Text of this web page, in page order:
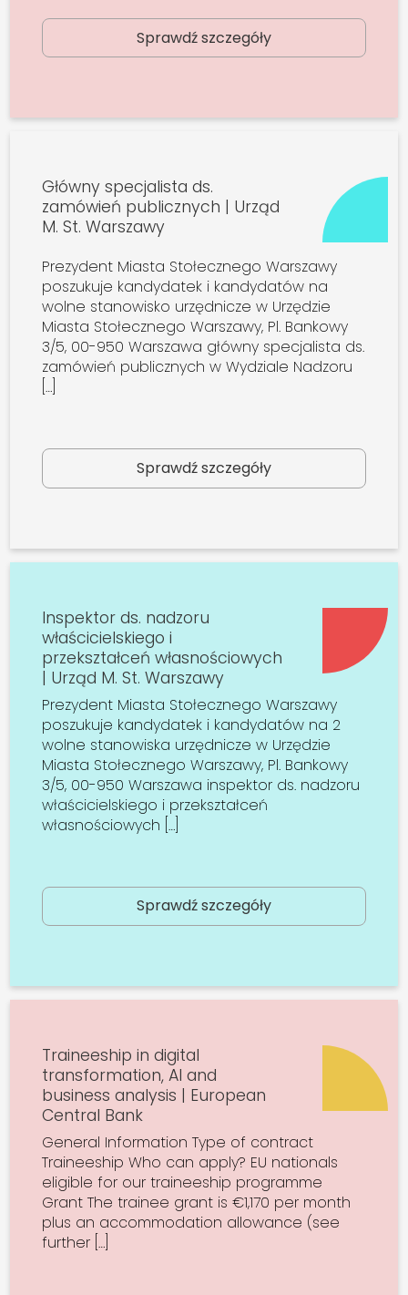
Sprawdź szczegóły
Główny specjalista ds.
zamówień publicznych | Urząd
M. St. Warszawy
Prezydent Miasta Stołecznego Warszawy
poszukuje kandydatek i kandydatów na
wolne stanowisko urzędnicze w Urzędzie
Miasta Stołecznego Warszawy, Pl. Bankowy
3/5, 00-950 Warszawa główny specjalista ds.
zamówień publicznych w Wydziale Nadzoru
[…]
Sprawdź szczegóły
Inspektor ds. nadzoru
właścicielskiego i
przekształceń własnościowych
| Urząd M. St. Warszawy
Prezydent Miasta Stołecznego Warszawy
poszukuje kandydatek i kandydatów na 2
wolne stanowiska urzędnicze w Urzędzie
Miasta Stołecznego Warszawy, Pl. Bankowy
3/5, 00-950 Warszawa inspektor ds. nadzoru
właścicielskiego i przekształceń
własnościowych […]
Sprawdź szczegóły
Traineeship in digital
transformation, AI and
business analysis | European
Central Bank
General Information Type of contract
Traineeship Who can apply? EU nationals
eligible for our traineeship programme
Grant The trainee grant is €1,170 per month
plus an accommodation allowance (see
further […]